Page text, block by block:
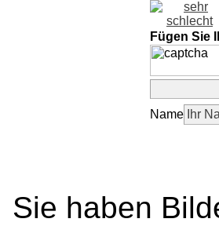
Fügen Sie
Name
Sie haben